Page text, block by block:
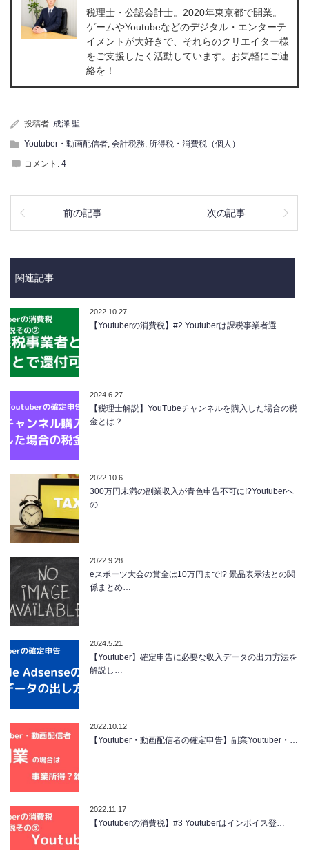
税理士・公認会計士。2020年東京都で開業。
ゲームやYoutubeなどのデジタル・エンターテ
イメントが大好きで、それらのクリエイター様
をご支援したく活動しています。お気軽にご連
絡を！
投稿者: 成澤 聖
Youtuber・動画配信者, 会計税務, 所得税・消費税（個人）
コメント: 4
前の記事 次の記事
関連記事
2022.10.27
【Youtuberの消費税】#2 Youtuberは課税事業者選…
2024.6.27
【税理士解説】YouTubeチャンネルを購入した場合の税
金とは？…
2022.10.6
300万円未満の副業収入が青色申告不可に!?Youtuberへ
の…
2022.9.28
eスポーツ大会の賞金は10万円まで!? 景品表示法との関
係まとめ…
2024.5.21
【Youtuber】確定申告に必要な収入データの出力方法を
解説し…
2022.10.12
【Youtuber・動画配信者の確定申告】副業Youtuber・…
2022.11.17
【Youtuberの消費税】#3 Youtuberはインボイス登…